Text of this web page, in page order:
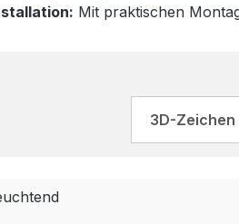
Mit praktischen
3D-Zeichen